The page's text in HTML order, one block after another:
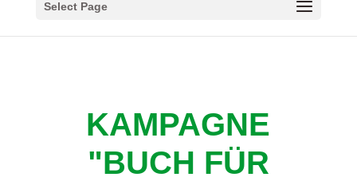
Select Page
KAMPAGNE
"BUCH FÜR